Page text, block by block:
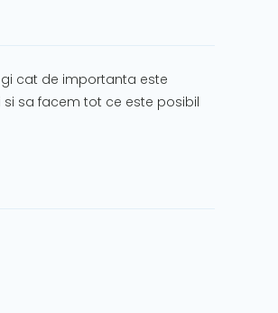
cat de importanta este
sa facem tot ce este posibil